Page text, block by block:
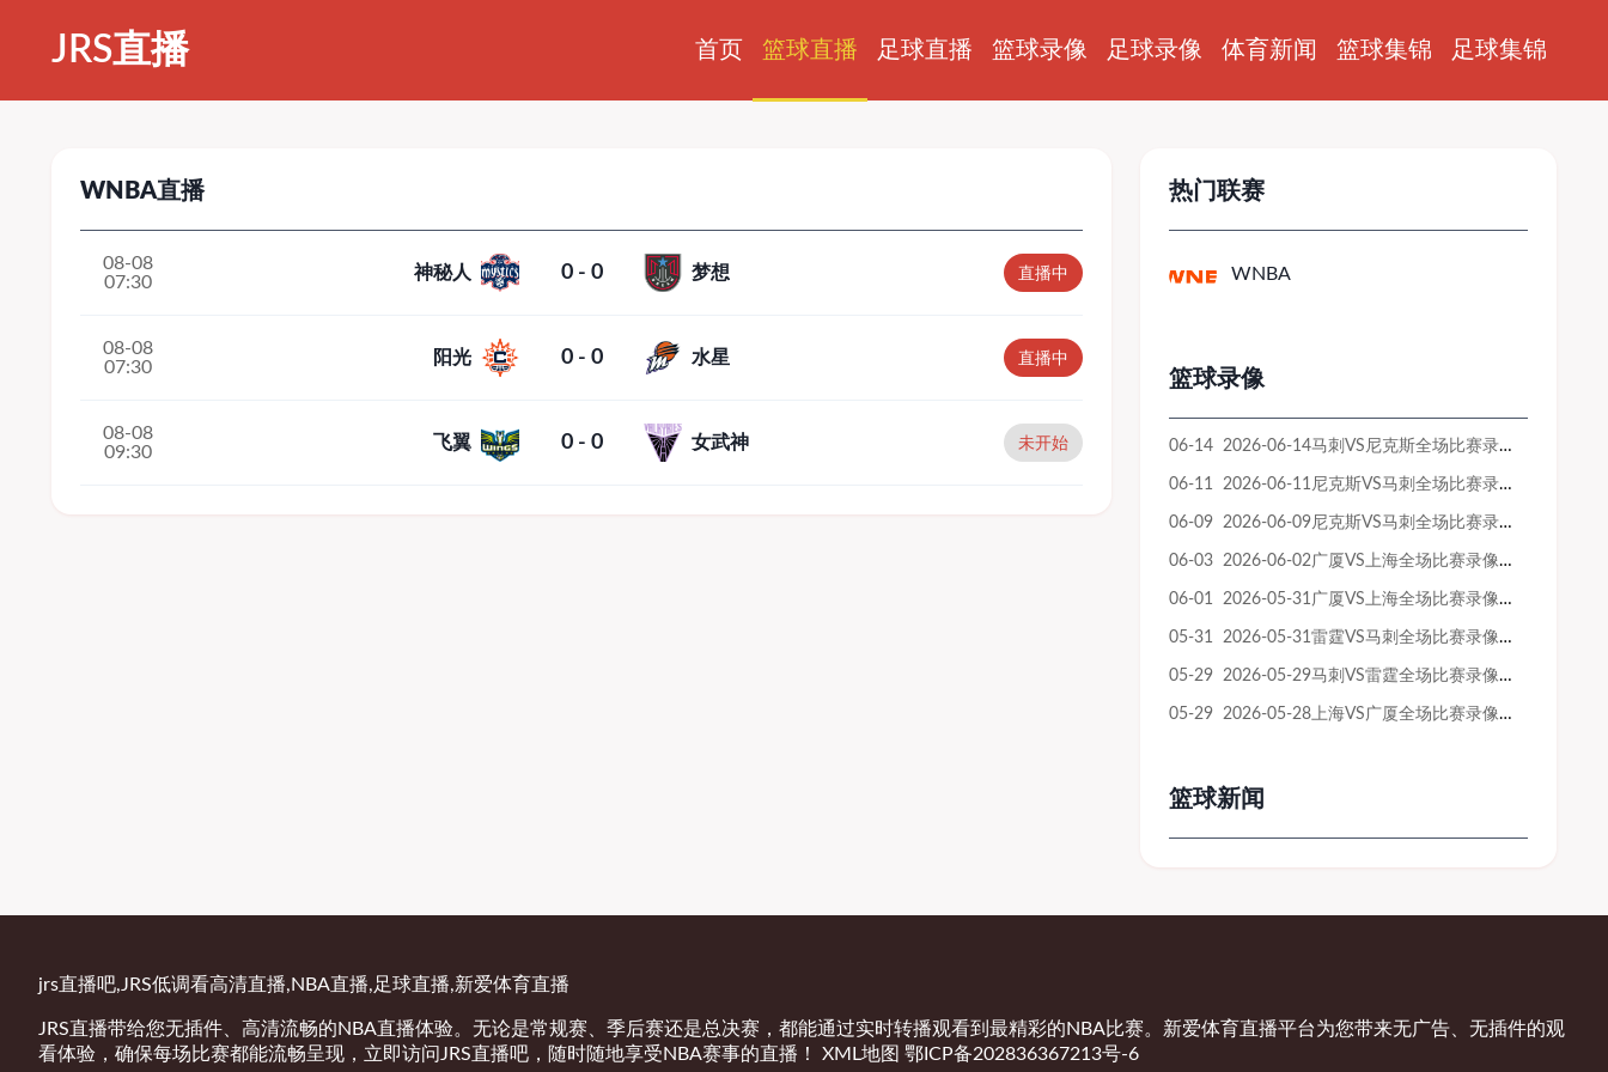
JRS直播 首页 篮球直播 足球直播 篮球录像 足球录像 体育新闻 篮球集锦 足球集锦
WNBA直播
08-08
07:30
神秘人 0 - 0 梦想 直播中
08-08
07:30
阳光 0 - 0 水星 直播中
08-08
09:30
飞翼 0 - 0 女武神 未开始
热门联赛
WNBA
篮球录像
06-14 2026-06-14马刺VS尼克斯全场比赛录像回放
06-11 2026-06-11尼克斯VS马刺全场比赛录像回放
06-09 2026-06-09尼克斯VS马刺全场比赛录像回放
06-03 2026-06-02广厦VS上海全场比赛录像回放
06-01 2026-05-31广厦VS上海全场比赛录像回放
05-31 2026-05-31雷霆VS马刺全场比赛录像回放
05-29 2026-05-29马刺VS雷霆全场比赛录像回放
05-29 2026-05-28上海VS广厦全场比赛录像回放
篮球新闻
jrs直播吧,JRS低调看高清直播,NBA直播,足球直播,新爱体育直播
JRS直播带给您无插件、高清流畅的NBA直播体验。无论是常规赛、季后赛还是总决赛，都能通过实时转播观看到最精彩的NBA比赛。新爱体育直播平台为您带来无广告、无插件的观
看体验，确保每场比赛都能流畅呈现，立即访问JRS直播吧，随时随地享受NBA赛事的直播！
XML地图 鄂ICP备202836367213号-6